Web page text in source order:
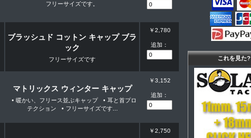
フリーサイズです。
ブラッシュド コットン キャップ ブラ
ック
フリーサイズです
￥2,780
追加：
マトリックス ウィンター キャップ
• 暖かい、フリース並ぶキャップ • 耳と首プロ
テクション • フリーサイズです...
￥3,152
追加：
￥2,750
これを見た?